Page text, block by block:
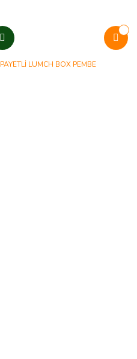
PAYETLİ LUMCH BOX PEMBE